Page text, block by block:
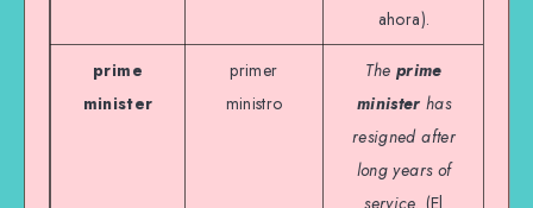
ahora).
prime
minister
primer
ministro
The prime
minister has
resigned after
long years of